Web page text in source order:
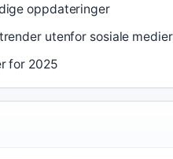
oppdateringer
utenfor sosiale medier
for 2025